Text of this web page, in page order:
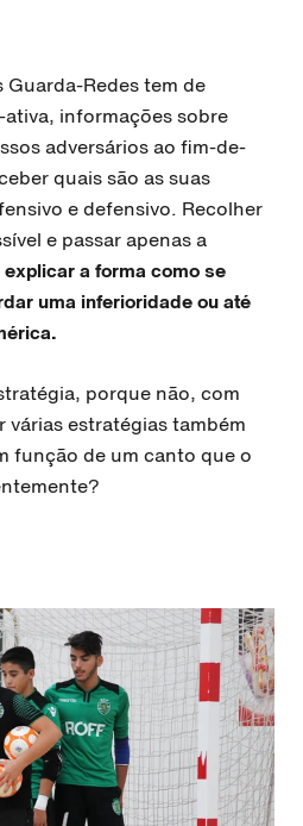
Redes tem de
informações sobre
adversários ao fim-de-
quais são as suas
e defensivo. Recolher
e passar apenas a
a forma como se
uma inferioridade ou até
porque não, com
estratégias também
função de um canto que o